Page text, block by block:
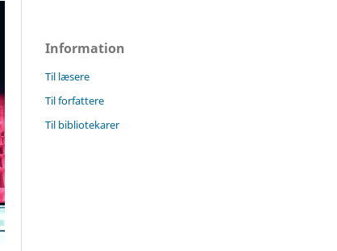
Information
Til læsere
Til forfattere
Til bibliotekarer